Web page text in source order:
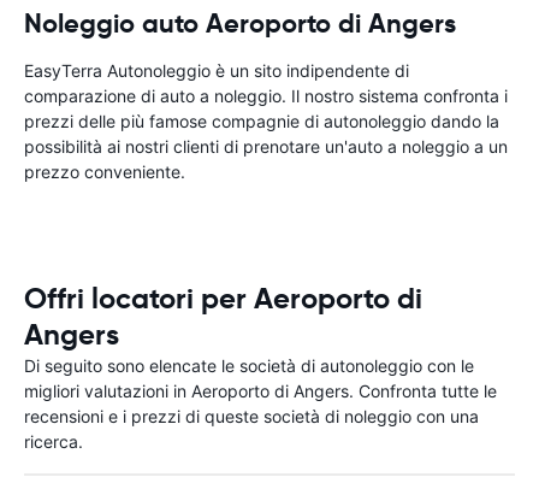
Noleggio auto Aeroporto di Angers
EasyTerra Autonoleggio è un sito indipendente di
comparazione di auto a noleggio. Il nostro sistema confronta i
prezzi delle più famose compagnie di autonoleggio dando la
possibilità ai nostri clienti di prenotare un'auto a noleggio a un
prezzo conveniente.
Offri locatori per Aeroporto di
Angers
Di seguito sono elencate le società di autonoleggio con le
migliori valutazioni in Aeroporto di Angers. Confronta tutte le
recensioni e i prezzi di queste società di noleggio con una
ricerca.